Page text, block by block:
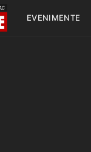
EVENIMENTE